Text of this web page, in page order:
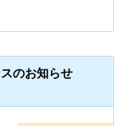
のお知らせ